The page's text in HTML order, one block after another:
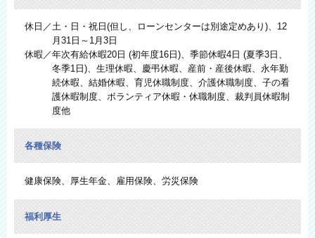
休日／土・日・祝日(但し、ローンセンターは別途定めあり)、12
月31日～1月3日
休暇／年次有給休暇20日 (初年度16日)、季節休暇4日 (夏季3日、
冬季1日)、生理休暇、慶弔休暇、産前・産後休暇、永年勤
続休暇、結婚休暇、育児休職制度、介護休職制度、子の看
護休暇制度、ボランティア休暇・休職制度、裁判員休暇制
度他
各種保険
健康保険、厚生年金、雇用保険、労災保険
福利厚生